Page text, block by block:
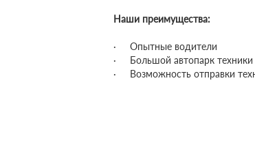
Наши преимущества:
· Опытные водители
· Большой автопарк техники
· Возможность отправки